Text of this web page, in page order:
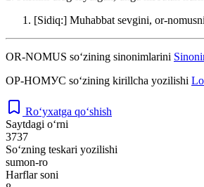
[Sidiq:] Muhabbat sevgini, or-
OR-NOMUS so‘zining sinonimlarini
ОР-НОМУС so‘zining kirillcha yozilishi
Ro‘yxatga qo‘shish
Saytdagi o‘rni
3737
So‘zning teskari yozilishi
sumon-ro
Harflar soni